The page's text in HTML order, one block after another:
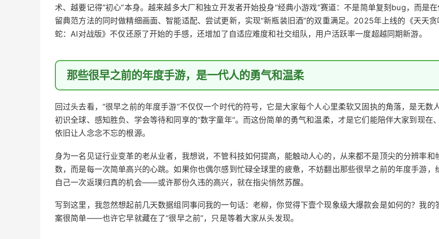
术、越要记得“初心”本身。越来越多大厂和独立开发者开始投身“经典小游戏”赛道：不是简单复刻bug，而是
留典范方法的同时做精细画面、智能适配、尝试更新，实现“新瓶装旧酒”的双重满足。2025年上线的《天天贪
蛇：AI对战版》不仅还原了开始的手感，还增加了自适应难度和社交组队，用户活跃率一度超越同期新游。
那些很早之前的年度手游，是一代人的勇气和温柔
回过头去看，“很早之前的年度手游”不仅仅一个时代的符号，它是大家每个人心里柔软又固执的角落，是无数
初识全球、感知胜负、学会等待和同享的“数字童年”。而这份简单的勇气和温柔，才是它们能陪伴大家到现在、
依旧让人念念不忘的根源。
身为一名见证行业变革的老从业者，我想说，不管科技如何提高，能触动人心的，从来都不是顶尖的分辨率和
数，而是每一次简单高兴的心跳。如果你也偶尔感到忙碌全球里的疲惫，不妨翻出那些很早之前的年度手游，
自己一次返璞归真的机会——或许那份久违的高兴，就在指尖悄然苏醒。
写到这里，我忽然想起前几天数据组同事问我的一句话：老柳，你觉得下壹个现象级大爆款会是如何的？我的
案很简单——也许它早就藏在了“很早之前”，只是等着大家从头发现。